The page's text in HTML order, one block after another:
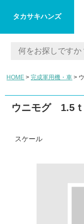
タカサキハンズ
HOME 完成軍用機・車
ウニモグ 1.5
スケール